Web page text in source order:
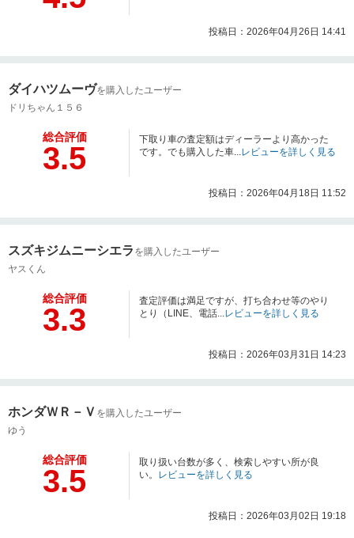
投稿日：2026年04月26日 14:41
ダイハツムーヴを購入したユーザー
ドリちゃん１５６
総合評価
3.5
下取り車の査定額はディーラーより高かった
です。でも購入した車...レビューを詳しく見る
投稿日：2026年04月18日 11:52
スズキジムニーシエラ を購入したユーザー
ヤスくん
総合評価
3.3
査定評価は満足ですが、打ち合わせ等のやり
とり（LINE、電話...レビューを詳しく見る
投稿日：2026年03月31日 14:23
ホンダＷＲ－Ｖ を購入したユーザー
ゆう
総合評価
3.5
取り扱い台数が多く、検索しやすい所が良
い。 レビューを詳しく見る
投稿日：2026年03月02日 19:18